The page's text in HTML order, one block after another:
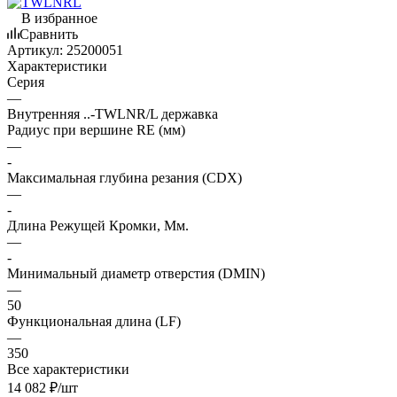
В избранное
Сравнить
Артикул: 25200051
Характеристики
Серия
—
Внутренняя ..-TWLNR/L державка
Радиус при вершине RE (мм)
—
-
Максимальная глубина резания (CDX)
—
-
Длина Режущей Кромки, Мм.
—
-
Минимальный диаметр отверстия (DMIN)
—
50
Функциональная длина (LF)
—
350
Все характеристики
14 082 ₽/шт